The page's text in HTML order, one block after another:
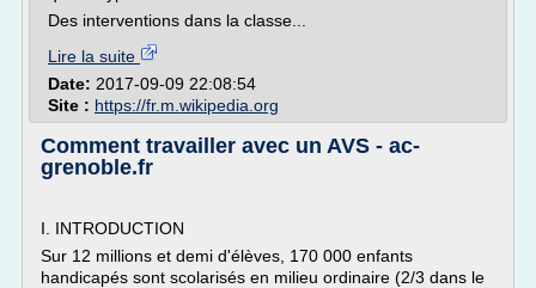
Des interventions dans la classe...
Lire la suite
Date: 2017-09-09 22:08:54
Site : https://fr.m.wikipedia.org
Comment travailler avec un AVS - ac-
grenoble.fr
I. INTRODUCTION
Sur 12 millions et demi d'élèves, 170 000 enfants
handicapés sont scolarisés en milieu ordinaire (2/3 dans le